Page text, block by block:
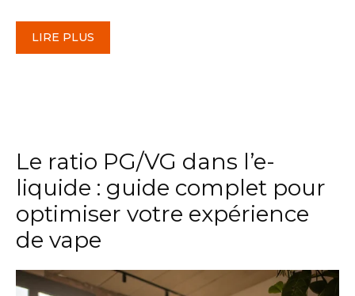
LIRE PLUS
Le ratio PG/VG dans l’e-
liquide : guide complet pour
optimiser votre expérience
de vape